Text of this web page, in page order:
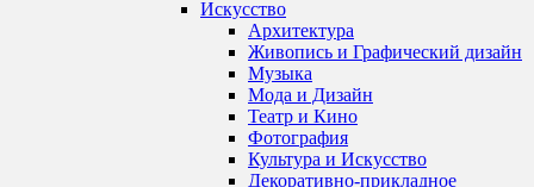
Искусство
Архитектура
Живопись и Графический дизайн
Музыка
Мода и Дизайн
Театр и Кино
Фотография
Культура и Искусство
Декоративно-прикладное